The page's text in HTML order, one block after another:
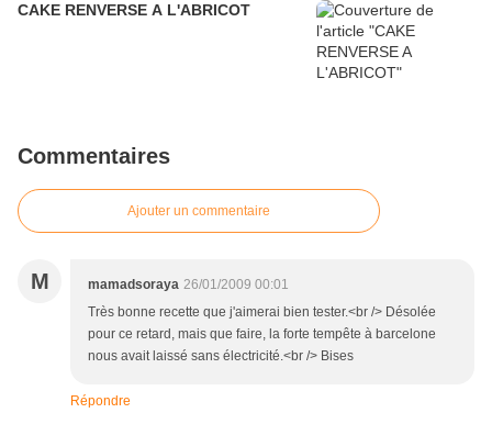
CAKE RENVERSE A L'ABRICOT
Commentaires
Ajouter un commentaire
M mamadsoraya 26/01/2009 00:01
Très bonne recette que j'aimerai bien tester.<br /> Désolée
pour ce retard, mais que faire, la forte tempête à barcelone
nous avait laissé sans électricité.<br /> Bises
Répondre